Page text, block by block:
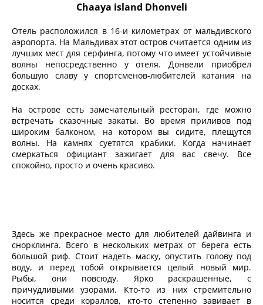
Chaaya island Dhonveli
Отель расположился в 16-и километрах от мальдивского
аэропорта. На Мальдивах этот остров считается одним из
лучших мест для серфинга, потому что имеет устойчивые
волны непосредственно у отеля. Донвели приобрел
большую славу у спортсменов-любителей катания на
досках.
На острове есть замечательный ресторан, где можно
встречать сказочные закаты. Во время приливов под
широким балконом, на котором вы сидите, плещутся
волны. На камнях суетятся крабики. Когда начинает
смеркаться официант зажигает для вас свечу. Все
спокойно, просто и очень красиво.
Здесь же прекрасное место для любителей дайвинга и
снорклинга. Всего в нескольких метрах от берега есть
большой риф. Стоит надеть маску, опустить голову под
воду, и перед тобой открывается целый новый мир.
Рыбы, они повсюду. Ярко раскрашенные, с
причудливыми узорами. Кто-то из них стремительно
носится среди кораллов, кто-то степенно завивает в